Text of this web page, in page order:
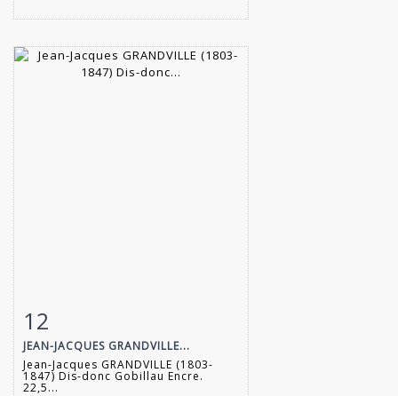
Fiche détaillée
12
JEAN-JACQUES GRANDVILLE...
Jean-Jacques GRANDVILLE (1803-
1847) Dis-donc Gobillau Encre.
22,5...